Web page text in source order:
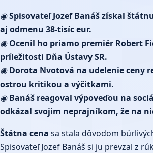
◉Spisovateľ Jozef Banáš získal
aj odmenu 38-tisíc eur.
◉ Ocenil ho priamo premiér Robert
príležitosti Dňa Ústavy SR.
◉ Dorota Nvotová na udelenie ceny
ostrou kritikou a výčitkami.
◉ Banáš reagoval výpoveďou na
odkázal svojim neprajníkom, že na
Štátna cena sa stala dôvodom
Spisovateľ Jozef Banáš si ju prevzal z